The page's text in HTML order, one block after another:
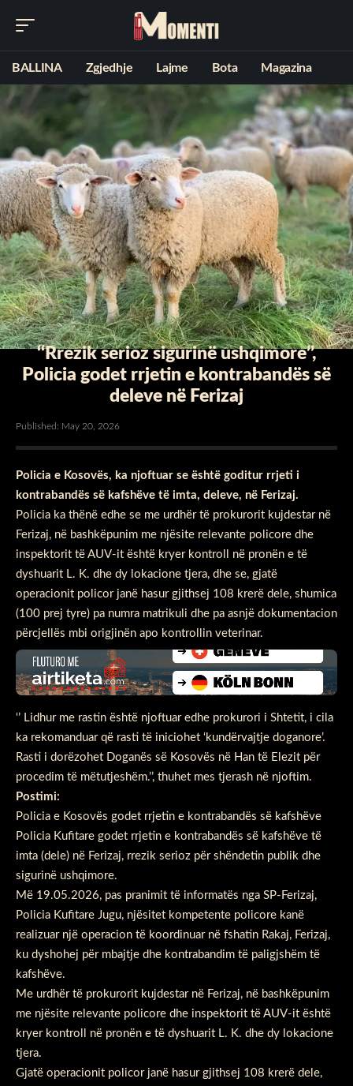
BALLINA Zgjedhje Lajme Bota Magazina
‘‘Rrezik serioz sigurinë ushqimore’’,
Policia godet rrjetin e kontrabandës së
deleve në Ferizaj
Published: May 20, 2026
Policia e Kosovës, ka njoftuar se është goditur rrjeti i
kontrabandës së kafshëve të imta, deleve, në Ferizaj.
Policia ka thënë edhe se me urdhër të prokurorit kujdestar në
Ferizaj, në bashkëpunim me njësite relevante policore dhe
inspektorit të AUV-it është kryer kontroll në pronën e të
dyshuarit L. K. dhe dy lokacione tjera, dhe se, gjatë
operacionit policor janë hasur gjithsej 108 krerë dele, shumica
(100 prej tyre) pa numra matrikuli dhe pa asnjë dokumentacion
përcjellës mbi origjinën apo kontrollin veterinar.
‘’ Lidhur me rastin është njoftuar edhe prokurori i Shtetit, i cila
ka rekomanduar që rasti të iniciohet ‘kundërvajtje doganore’.
Rasti i dorëzohet Doganës së Kosovës në Han të Elezit për
procedim të mëtutjeshëm.’’, thuhet mes tjerash në njoftim.
Postimi:
Policia e Kosovës godet rrjetin e kontrabandës së kafshëve
Policia Kufitare godet rrjetin e kontrabandës së kafshëve të
imta (dele) në Ferizaj, rrezik serioz për shëndetin publik dhe
sigurinë ushqimore.
Më 19.05.2026, pas pranimit të informatës nga SP-Ferizaj,
Policia Kufitare Jugu, njësitet kompetente policore kanë
realizuar një operacion të koordinuar në fshatin Rakaj, Ferizaj,
ku dyshohej për mbajtje dhe kontrabandim të paligjshëm të
kafshëve.
Me urdhër të prokurorit kujdestar në Ferizaj, në bashkëpunim
me njësite relevante policore dhe inspektorit të AUV-it është
kryer kontroll në pronën e të dyshuarit L. K. dhe dy lokacione
tjera.
Gjatë operacionit policor janë hasur gjithsej 108 krerë dele,